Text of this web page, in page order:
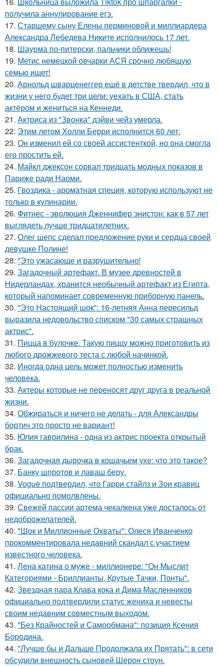
получила аннулирование егэ.
17. Старшему сыну Елены перминовой и миллиардера
Александра Лебедева Никите исполнилось 17 лет.
18. Шаурма по-питерски, пальчики оближешь!
19. Метис немецкой овчарки АСЯ срочно любящую
семью ищет!
20. Арнольд шварценеггер ещё в детстве твердил, что в
жизни у него будет три цели: уехать в США, стать
актёром и жениться на Кеннеди.
21. Актриса из "Звонка" дэйви чейз умерла.
22. Этим летом Холли Берри исполнится 60 лет.
23. Он изменил ей со своей ассистенткой, но она смогла
его простить ей.
24. Майкл джексон сорвал тридцать модных показов в
Париже ради Наоми.
25. Гвоздика - ароматная специя, которую используют не
только в кулинарии.
26. Фитнес - эволюция Дженнифер энистон: как в 57 лет
выглядеть лучше тридцатилетних.
27. Олег шепс сделал предложение руки и сердца своей
девушке Полине!
28. "Это ужасающе и разрушительно!
29. Загадочный артефакт. В музее древностей в
Нидерландах, хранится необычный артефакт из Египта,
который напоминает современную приборную панель.
30. "Это Настоящий шок": 16-летняя Анна пересильд
выразила недовольство списком "30 самых страшных
актрис".
31. Пицца в булочке. Такую пиццу можно приготовить из
любого дрожжевого теста с любой начинкой.
32. Иногда одна цель может полностью изменить
человека.
33. Актеры которые не переносят друг друга в реальной
жизни.
34. Обжираться и ничего не делать - для Александры
бортич это просто не вариант!
35. Юлия гаврилина - одна из актрис проекта открытый
брак.
36. Загадочная дырочка в кошачьем ухе: что это такое?
37. Банку шпротов и лаваш беру.
38. Vogue подтвердил, что Гарри стайлз и Зои кравиц
официально помолвлены.
39. Свежей пассии артема чекалкена уже досталось от
недоброжелателей.
40. "Шок и Миллионные Охваты": Олеся Иванченко
прокомментировала недавний скандал с участием
известного человека.
41. Лена катина о муже - миллионере: "Он Мыслит
Категориями - Бриллианты, Крутые Тачки, Понты".
42. Звездная пара Клава кока и Дима Масленников
официально подтвердили статус жениха и невесты
своим недавним совместным выходом.
43. "Без Крайностей и Самообмана": позиция Ксения
Бородина.
44. "Лучше бы и Дальше Продолжала их Прятать": в сети
обсудили внешность сыновей Шерон стоун.